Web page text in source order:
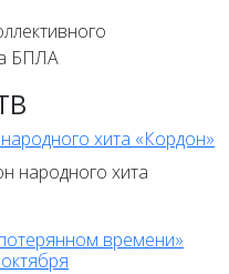
хита «Кордон»
времени»